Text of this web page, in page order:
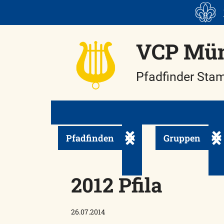
VCP
Pfadfinder
Pfadfinden Untermenü ein-/ausklappen
Gruppen
2012 Pfila
26.07.2014